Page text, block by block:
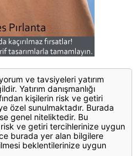
ve tavsiyeleri yatırım
Yatırım danışmanlığı
kişilerin risk ve getiri
özel sunulmaktadır. Burada
genel niteliktedir. Bu
ve getiri tercihlerinize uygun
burada yer alan bilgilere
beklentilerinize uygun